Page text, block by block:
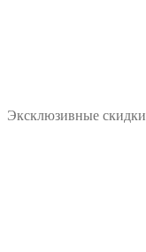
Эксклюзивные скидки